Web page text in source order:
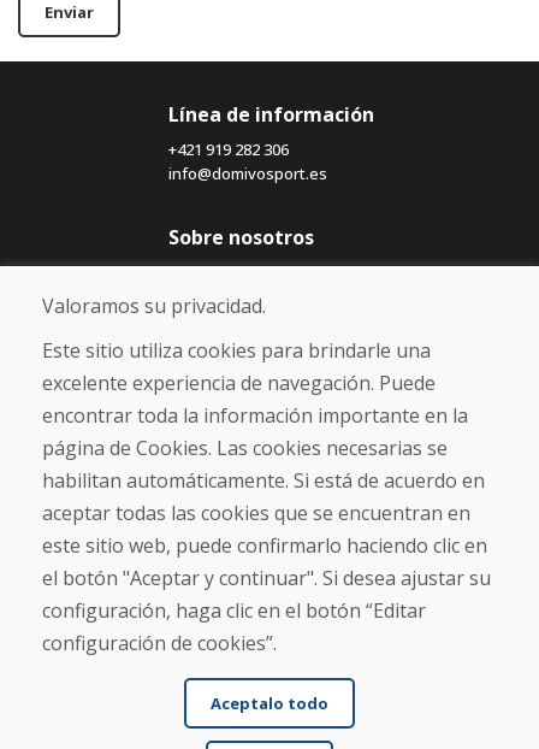
Enviar
Línea de información
+421 919 282 306
info@domivosport.es
Sobre nosotros
Blog
Sobre nosotros
Comercio
Contacto
Compra
Tienda electrónica
Envío y pago
NORMAS DE RECLAMACIÓN
Devolución y cambio de mercancías
Política de privacidad
Cookies
Valoramos su privacidad.
Este sitio utiliza cookies para brindarle una
excelente experiencia de navegación. Puede
encontrar toda la información importante en la
página de Cookies. Las cookies necesarias se
habilitan automáticamente. Si está de acuerdo en
aceptar todas las cookies que se encuentran en
este sitio web, puede confirmarlo haciendo clic en
el botón "Aceptar y continuar". Si desea ajustar su
configuración, haga clic en el botón “Editar
configuración de cookies”.
Aceptalo todo